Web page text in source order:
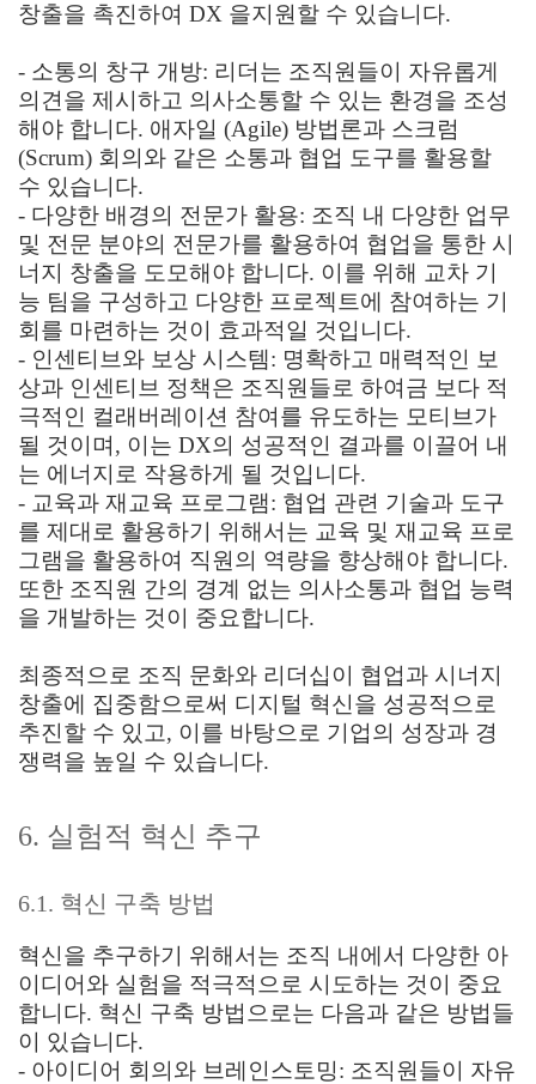
창출을 촉진하여 DX 을지원할 수 있습니다.
- 소통의 창구 개방: 리더는 조직원들이 자유롭게
의견을 제시하고 의사소통할 수 있는 환경을 조성
해야 합니다. 애자일 (Agile) 방법론과 스크럼
(Scrum) 회의와 같은 소통과 협업 도구를 활용할
수 있습니다.
- 다양한 배경의 전문가 활용: 조직 내 다양한 업무
및 전문 분야의 전문가를 활용하여 협업을 통한 시
너지 창출을 도모해야 합니다. 이를 위해 교차 기
능 팀을 구성하고 다양한 프로젝트에 참여하는 기
회를 마련하는 것이 효과적일 것입니다.
- 인센티브와 보상 시스템: 명확하고 매력적인 보
상과 인센티브 정책은 조직원들로 하여금 보다 적
극적인 컬래버레이션 참여를 유도하는 모티브가
될 것이며, 이는 DX의 성공적인 결과를 이끌어 내
는 에너지로 작용하게 될 것입니다.
- 교육과 재교육 프로그램: 협업 관련 기술과 도구
를 제대로 활용하기 위해서는 교육 및 재교육 프로
그램을 활용하여 직원의 역량을 향상해야 합니다.
또한 조직원 간의 경계 없는 의사소통과 협업 능력
을 개발하는 것이 중요합니다.
최종적으로 조직 문화와 리더십이 협업과 시너지
창출에 집중함으로써 디지털 혁신을 성공적으로
추진할 수 있고, 이를 바탕으로 기업의 성장과 경
쟁력을 높일 수 있습니다.
6. 실험적 혁신 추구
6.1. 혁신 구축 방법
혁신을 추구하기 위해서는 조직 내에서 다양한 아
이디어와 실험을 적극적으로 시도하는 것이 중요
합니다. 혁신 구축 방법으로는 다음과 같은 방법들
이 있습니다.
- 아이디어 회의와 브레인스토밍: 조직원들이 자유